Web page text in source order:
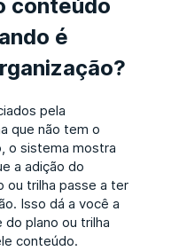
é
pela
que não tem o
o sistema mostra
a adição do
ou trilha passe a ter
Isso dá a você a
plano ou trilha
conteúdo.